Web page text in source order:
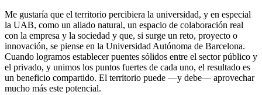
Me gustaría que el territorio percibiera la universidad, y en especial
la UAB, como un aliado natural, un espacio de colaboración real
con la empresa y la sociedad y que, si surge un reto, proyecto o
innovación, se piense en la Universidad Autónoma de Barcelona.
Cuando logramos establecer puentes sólidos entre el sector público y
el privado, y unimos los puntos fuertes de cada uno, el resultado es
un beneficio compartido. El territorio puede —y debe— aprovechar
mucho más este potencial.